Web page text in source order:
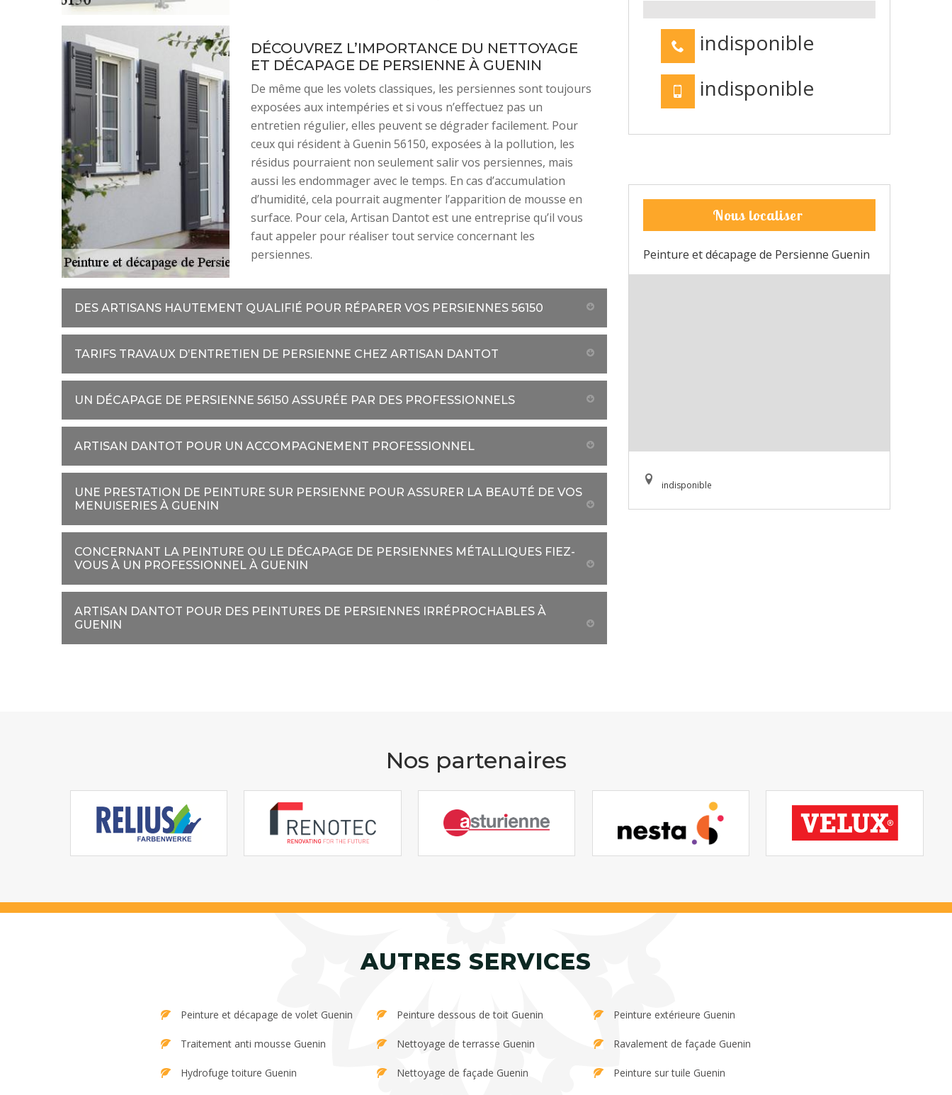
DÉCOUVREZ L’IMPORTANCE DU NETTOYAGE
ET DÉCAPAGE DE PERSIENNE À GUENIN
De même que les volets classiques, les persiennes sont toujours
exposées aux intempéries et si vous n’effectuez pas un
entretien régulier, elles peuvent se dégrader facilement. Pour
ceux qui résident à Guenin 56150, exposées à la pollution, les
résidus pourraient non seulement salir vos persiennes, mais
aussi les endommager avec le temps. En cas d’accumulation
d’humidité, cela pourrait augmenter l’apparition de mousse en
surface. Pour cela, Artisan Dantot est une entreprise qu’il vous
faut appeler pour réaliser tout service concernant les
persiennes.
DES ARTISANS HAUTEMENT QUALIFIÉ POUR RÉPARER VOS PERSIENNES 56150
TARIFS TRAVAUX D’ENTRETIEN DE PERSIENNE CHEZ ARTISAN DANTOT
UN DÉCAPAGE DE PERSIENNE 56150 ASSURÉE PAR DES PROFESSIONNELS
ARTISAN DANTOT POUR UN ACCOMPAGNEMENT PROFESSIONNEL
UNE PRESTATION DE PEINTURE SUR PERSIENNE POUR ASSURER LA BEAUTÉ DE VOS
MENUISERIES À GUENIN
CONCERNANT LA PEINTURE OU LE DÉCAPAGE DE PERSIENNES MÉTALLIQUES FIEZ-
VOUS À UN PROFESSIONNEL À GUENIN
ARTISAN DANTOT POUR DES PEINTURES DE PERSIENNES IRRÉPROCHABLES À
GUENIN
indisponible
indisponible
Nous localiser
Peinture et décapage de Persienne Guenin
indisponible
Nos partenaires
AUTRES SERVICES
Peinture et décapage de volet Guenin
Traitement anti mousse Guenin
Hydrofuge toiture Guenin
Peinture dessous de toit Guenin
Nettoyage de terrasse Guenin
Nettoyage de façade Guenin
Peinture extérieure Guenin
Ravalement de façade Guenin
Peinture sur tuile Guenin